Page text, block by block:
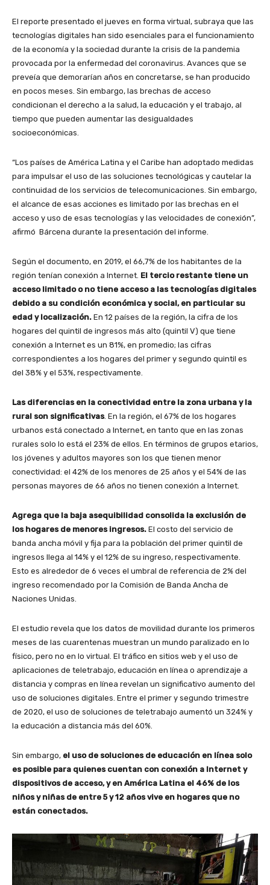
El reporte presentado el jueves en forma virtual, subraya que las
tecnologías digitales han sido esenciales para el funcionamiento
de la economía y la sociedad durante la crisis de la pandemia
provocada por la enfermedad del coronavirus. Avances que se
preveía que demorarían años en concretarse, se han producido
en pocos meses. Sin embargo, las brechas de acceso
condicionan el derecho a la salud, la educación y el trabajo, al
tiempo que pueden aumentar las desigualdades
socioeconómicas.
“Los países de América Latina y el Caribe han adoptado medidas
para impulsar el uso de las soluciones tecnológicas y cautelar la
continuidad de los servicios de telecomunicaciones. Sin embargo,
el alcance de esas acciones es limitado por las brechas en el
acceso y uso de esas tecnologías y las velocidades de conexión”,
afirmó Bárcena durante la presentación del informe.
Según el documento, en 2019, el 66,7% de los habitantes de la
región tenían conexión a Internet. El tercio restante tiene un
acceso limitado o no tiene acceso a las tecnologías digitales
debido a su condición económica y social, en particular su
edad y localización. En 12 países de la región, la cifra de los
hogares del quintil de ingresos más alto (quintil V) que tiene
conexión a Internet es un 81%, en promedio; las cifras
correspondientes a los hogares del primer y segundo quintil es
del 38% y el 53%, respectivamente.
Las diferencias en la conectividad entre la zona urbana y la
rural son significativas. En la región, el 67% de los hogares
urbanos está conectado a Internet, en tanto que en las zonas
rurales solo lo está el 23% de ellos. En términos de grupos etarios,
los jóvenes y adultos mayores son los que tienen menor
conectividad: el 42% de los menores de 25 años y el 54% de las
personas mayores de 66 años no tienen conexión a Internet.
Agrega que la baja asequibilidad consolida la exclusión de
los hogares de menores ingresos. El costo del servicio de
banda ancha móvil y fija para la población del primer quintil de
ingresos llega al 14% y el 12% de su ingreso, respectivamente.
Esto es alrededor de 6 veces el umbral de referencia de 2% del
ingreso recomendado por la Comisión de Banda Ancha de
Naciones Unidas.
El estudio revela que los datos de movilidad durante los primeros
meses de las cuarentenas muestran un mundo paralizado en lo
físico, pero no en lo virtual. El tráfico en sitios web y el uso de
aplicaciones de teletrabajo, educación en línea o aprendizaje a
distancia y compras en línea revelan un significativo aumento del
uso de soluciones digitales. Entre el primer y segundo trimestre
de 2020, el uso de soluciones de teletrabajo aumentó un 324% y
la educación a distancia más del 60%.
Sin embargo, el uso de soluciones de educación en línea solo
es posible para quienes cuentan con conexión a Internet y
dispositivos de acceso, y en América Latina el 46% de los
niños y niñas de entre 5 y 12 años vive en hogares que no
están conectados.